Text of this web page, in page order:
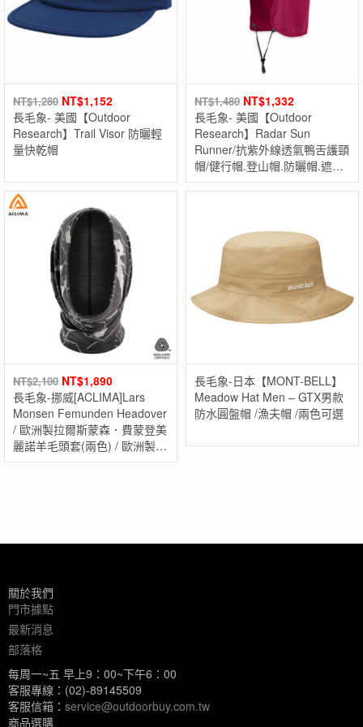
NT$1,280 NT$1,152
長毛象- 美國【Outdoor
Research】Trail Visor 防曬輕
量快乾帽
NT$1,480 NT$1,332
長毛象- 美國【Outdoor
Research】Radar Sun
Runner/抗紫外線透氣鴨舌護頸
帽/健行帽.登山帽.防曬帽.遮陽
帽
NT$2,100 NT$1,890
長毛象-挪威[ACLIMA]Lars
Monsen Femunden Headover
/ 歐洲製拉爾斯蒙森．費蒙登美
麗諾羊毛頭套(兩色) / 歐洲製美
麗諾羊毛頭套/運動配件
長毛象-日本【MONT-BELL】
Meadow Hat Men – GTX男款
防水圓盤帽 /漁夫帽 /兩色可選
關於我們
門市據點
最新消息
部落格
每周一~五 早上9：00~下午6：00
客服專線：(02)-89145509
客服信箱： service@outdoorbuy.com.tw
商品選購